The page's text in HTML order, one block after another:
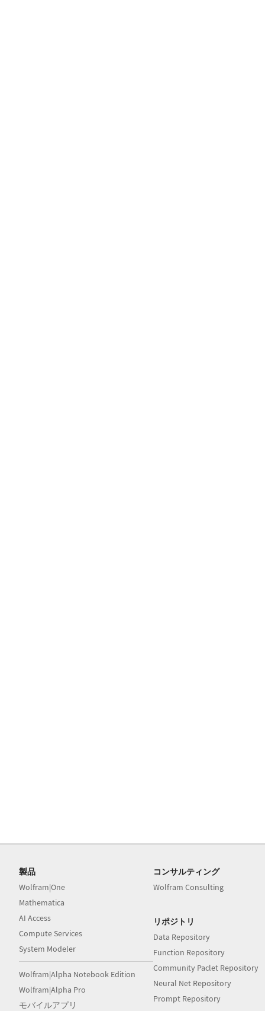
製品
Wolfram|One
Mathematica
AI Access
Compute Services
System Modeler
Wolfram|Alpha Notebook Edition
Wolfram|Alpha Pro
モバイルアプリ
コンサルティング
Wolfram Consulting
リポジトリ
Data Repository
Function Repository
Community Paclet Repository
Neural Net Repository
Prompt Repository